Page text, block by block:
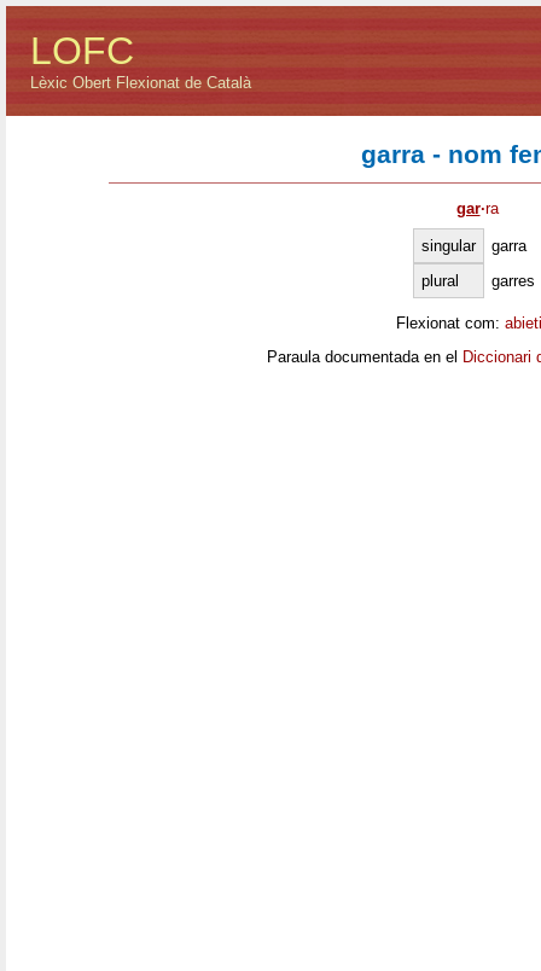
LOFC
Lèxic Obert Flexionat de Català
garra - nom
gar·ra
singular
garra
plural
garres
Flexionat com:
Paraula documentada en el Diccionari